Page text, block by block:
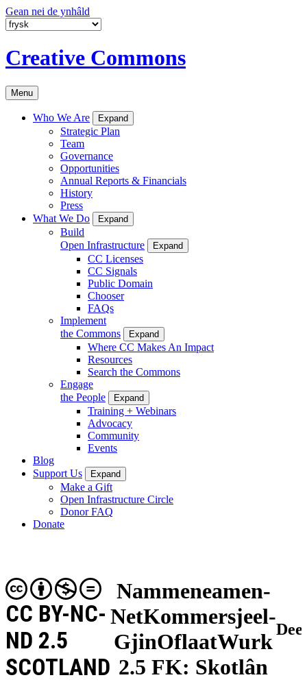
Gean nei de ynhâld
Creative Commons
Menu
Who We Are Expand
Strategic Plan
Team
Governance
Opportunities
Annual Reports & Financials
History
Press
What We Do
Expand
Build
Open Infrastructure
Expand
CC Licenses
CC Signals
Public Domain
Chooser
FAQs
Implement
the Commons
Expand
Where CC Makes An Impact
Resources
Search the Commons
Engage
the People
Expand
Training + Webinars
Advocacy
Community
Events
Blog
Support Us
Expand
Make a Gift
Open Infrastructure Circle
Donor FAQ
Donate
Nammeneamen-
NetKommersjeel-
GjinOflaatWurk
2.5 FK: Skotlân
CC BY-NC-
ND 2.5
SCOTLAND